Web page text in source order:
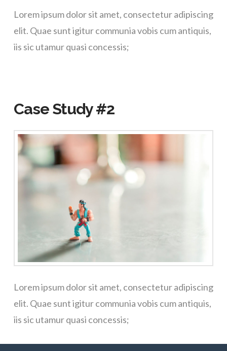
Lorem ipsum dolor sit amet, consectetur adipiscing
elit. Quae sunt igitur communia vobis cum antiquis,
iis sic utamur quasi concessis;
Case Study #2
Lorem ipsum dolor sit amet, consectetur adipiscing
elit. Quae sunt igitur communia vobis cum antiquis,
iis sic utamur quasi concessis;